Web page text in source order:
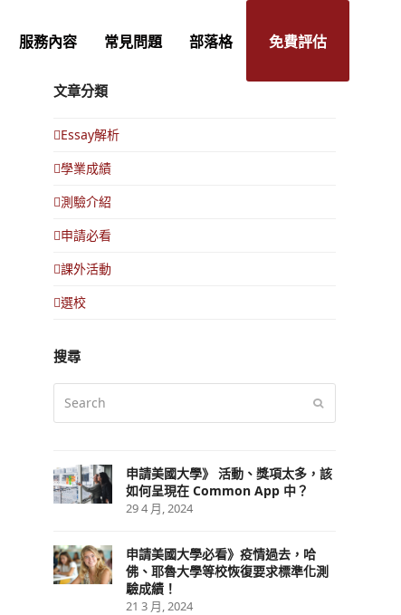
服務內容 常見問題 部落格 免費評估
文章分類
Essay解析
學業成績
測驗介紹
申請必看
課外活動
選校
搜尋
申請美國大學》 活動、獎項太多，該
如何呈現在 Common App 中？
29 4 月, 2024
申請美國大學必看》疫情過去，哈
佛、耶魯大學等校恢復要求標準化測
驗成績！
21 3 月, 2024